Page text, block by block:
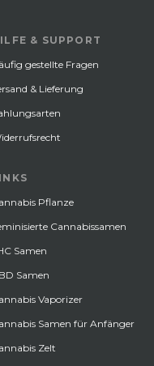
& SUPPORT
gestellte Fragen
& Lieferung
Pflanze
Cannabissamen
Samen
Samen
Vaporizer
Samen für Anfänger
Zelt